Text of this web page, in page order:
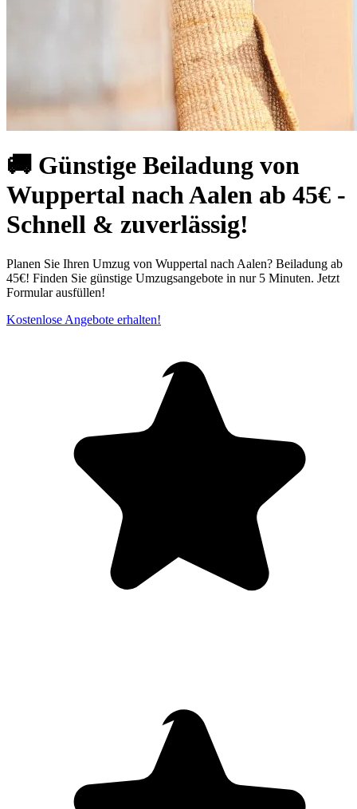
🚚 Günstige Beiladung von
Wuppertal nach Aalen ab 45€ -
Schnell & zuverlässig!
Planen Sie Ihren Umzug von Wuppertal nach Aalen? Beiladung ab
45€! Finden Sie günstige Umzugsangebote in nur 5 Minuten. Jetzt
Formular ausfüllen!
Kostenlose Angebote erhalten!